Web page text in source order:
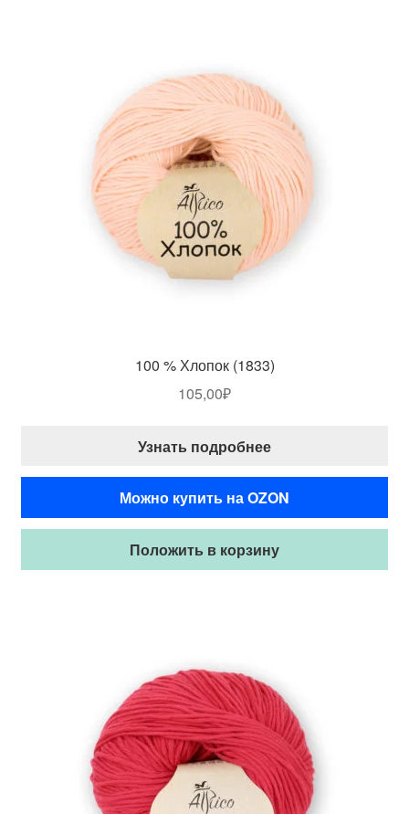
100 % Хлопок (1833)
105,00₽
Узнать подробнее
Можно купить на OZON
Положить в корзину